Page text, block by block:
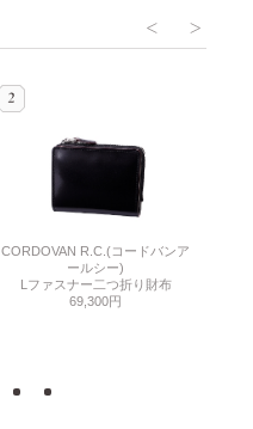
CORDOVAN R.C.(コードバンア
ールシー)
Lファスナー二つ折り財布
69,300円